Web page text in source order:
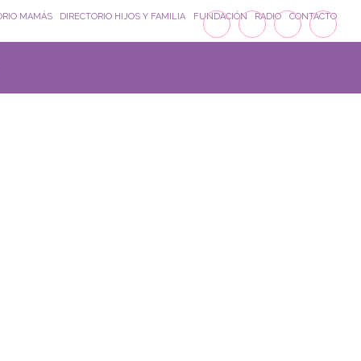
MAMÁS DIRECTORIO HIJOS Y FAMILIA FUNDACIÓN RADIO CONTACTO